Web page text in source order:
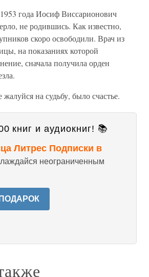
года Иосиф Виссарионович
не родившись. Как известно,
скоро освободили. Врач из
на показаниях которой
сначала получила орден
на судьбу, было счастье.
книг и аудиокниг! 📚
Литрес Подписки в
неограниченным